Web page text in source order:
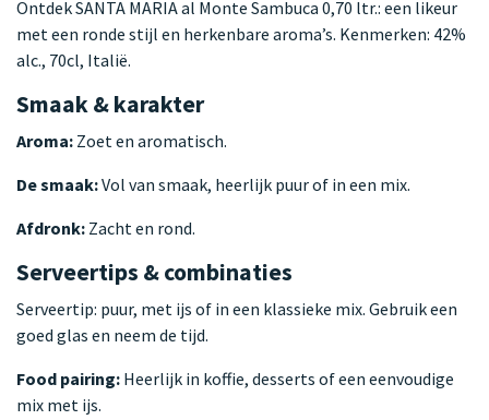
Ontdek SANTA MARIA al Monte Sambuca 0,70 ltr.: een likeur
met een ronde stijl en herkenbare aroma’s. Kenmerken: 42%
alc., 70cl, Italië.
Smaak & karakter
Aroma: Zoet en aromatisch.
De smaak:Vol van smaak, heerlijk puur of in een mix.
Afdronk: Zacht en rond.
Serveertips & combinaties
Serveertip: puur, met ijs of in een klassieke mix. Gebruik een
goed glas en neem de tijd.
Food pairing: Heerlijk in koffie, desserts of een eenvoudige
mix met ijs.